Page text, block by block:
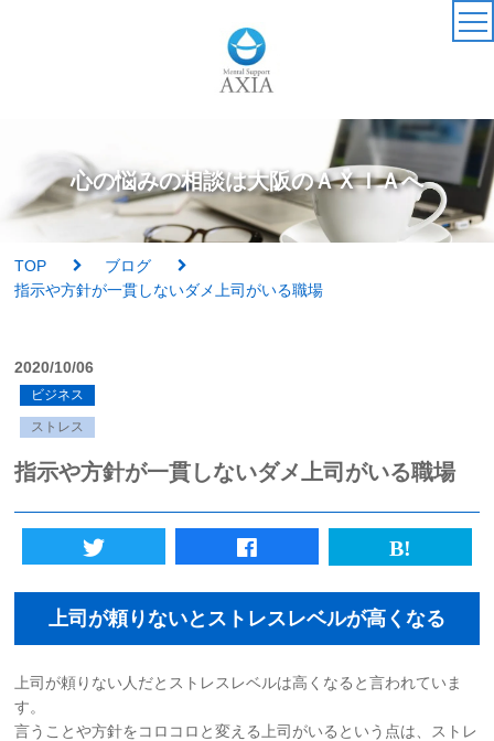
カウンセラー
アクセス・受付時間
サービス・料金一覧
実績紹介
AXIAの特徴
初めての方へ
法人様向けサービス
心の悩みの相談は大阪のＡＸＩＡへ
TOP
ブログ
指示や方針が一貫しないダメ上司がいる職場
2020/10/06
ビジネス
ストレス
指示や方針が一貫しないダメ上司がいる職場
上司が頼りないとストレスレベルが高くなる
上司が頼りない人だとストレスレベルは高くなると言われていま
す。
言うことや方針をコロコロと変える上司がいるという点は、ストレ